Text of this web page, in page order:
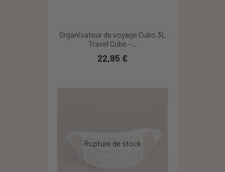
Organisateur de voyage Cubo 3L
Travel Cube -...
22,95 €